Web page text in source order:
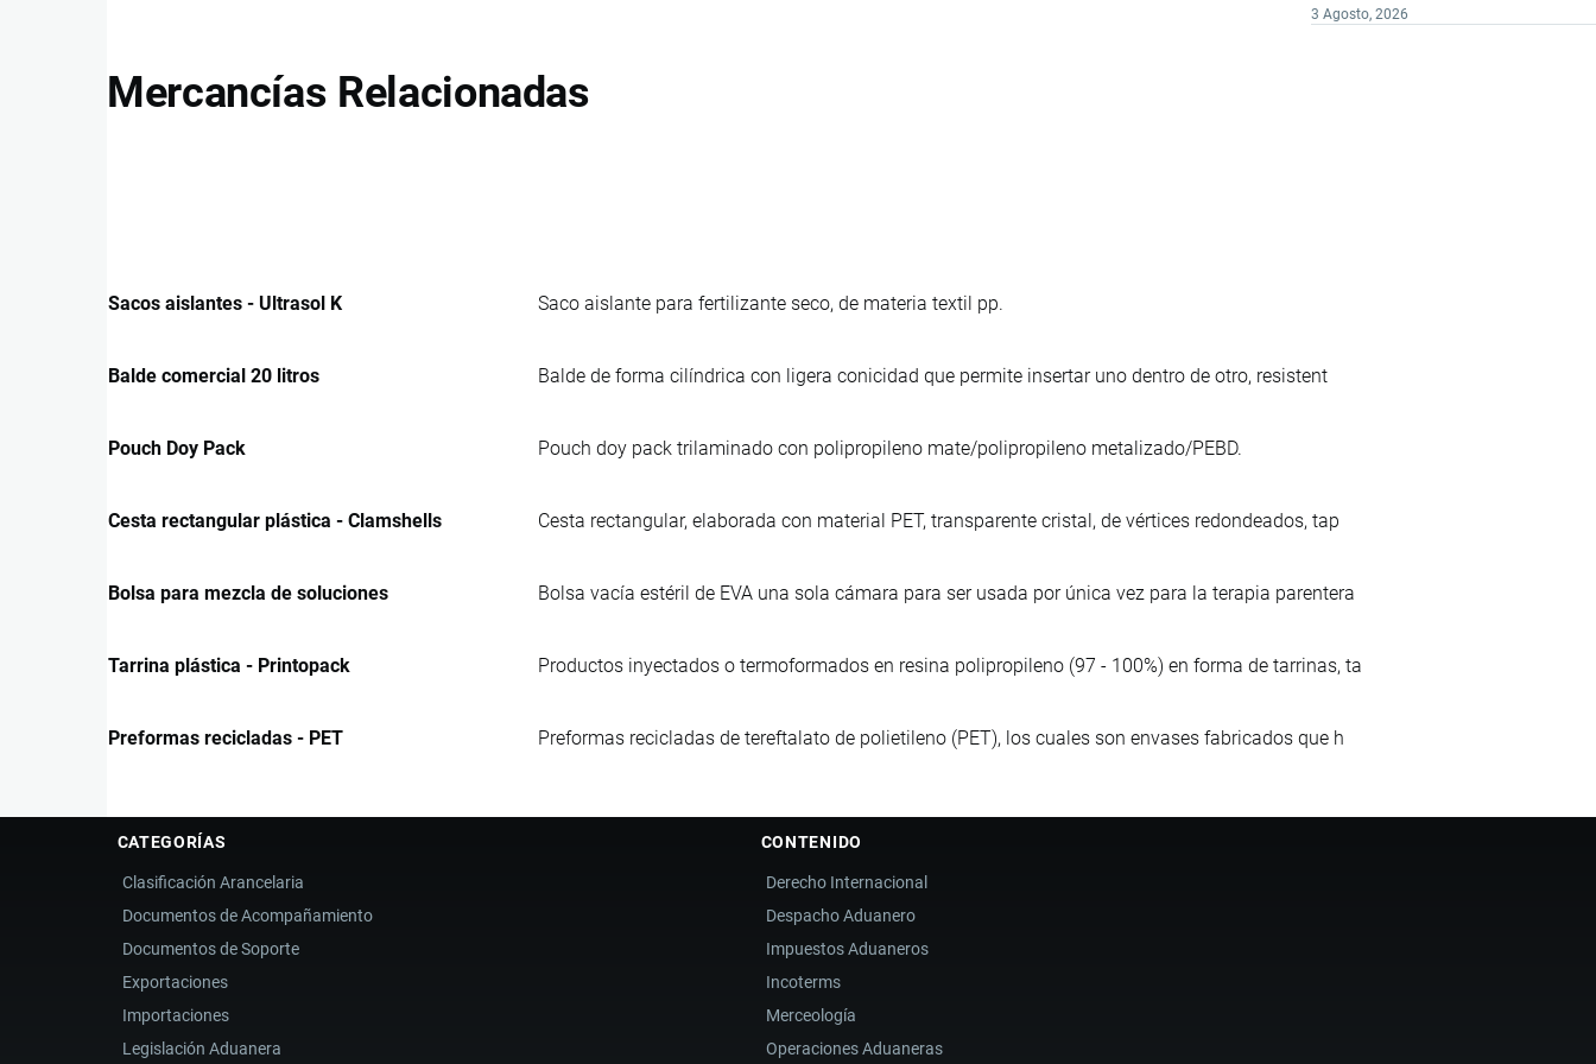
3 Agosto, 2026
Mercancías Relacionadas
Sacos aislantes - Ultrasol K Saco aislante para fertilizante seco, de materia textil pp.
Balde comercial 20 litros Balde de forma cilíndrica con ligera conicidad que permite insertar uno dentro de otro, resistent
Pouch Doy Pack Pouch doy pack trilaminado con polipropileno mate/polipropileno metalizado/PEBD.
Cesta rectangular plástica - Clamshells Cesta rectangular, elaborada con material PET, transparente cristal, de vértices redondeados, tap
Bolsa para mezcla de soluciones Bolsa vacía estéril de EVA una sola cámara para ser usada por única vez para la terapia parentera
Tarrina plástica - Printopack Productos inyectados o termoformados en resina polipropileno (97 - 100%) en forma de tarrinas, ta
Preformas recicladas - PET Preformas recicladas de tereftalato de polietileno (PET), los cuales son envases fabricados que h
CATEGORÍAS
Clasificación Arancelaria
Documentos de Acompañamiento
Documentos de Soporte
Exportaciones
Importaciones
Legislación Aduanera
CONTENIDO
Derecho Internacional
Despacho Aduanero
Impuestos Aduaneros
Incoterms
Merceología
Operaciones Aduaneras